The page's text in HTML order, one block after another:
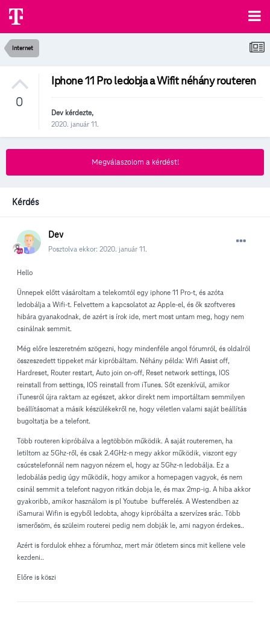
Internet
0
Iphone 11 Pro ledobja a Wifit néhány routeren
Dev kérdezte,
2020. január 11.
Megválaszolom a kérdést!
Kérdés
Dev
Posztolva ekkor: 2020. január 11.
Hello
Ünnepek előtt vásároltam a telekomtól egy iphone 11 Pro-t, és azóta
ledobálja a Wifi-t. Felvettem a kapcsolatot az Apple-el, és ők szoftveres
hibára gyanakodnak, de azért is írok ide, mert most untam meg, hogy nem
csinálnak semmit.
Még előre leszeretném szögezni, hogy mindenféle angol fórumról, és oldalról
összeszedett tippeket már kipróbáltam. Néhány példa: Wifi Assist off,
Hardreset, Router restart, Auto join on-off, Reset network settings, IOS
reinstall from settings, IOS reinstall from iTunes. Sőt ezenkívül, amikor
iTunesról újra raktam az egészet, akkor direkt nem importáltam semmilyen
beállításomat a másik készülékekről ne, hogy véletlen valami saját beállítás
bugoltatja be a telefont.
Több routeren kipróbálva a legtöbbön működik. A saját routeremen, ha
letiltom az 5Ghz-ről, és csak 2.4GHz-n megy akkor működik, viszont egy
csúcstelefonnál nem nagyon nézem el, hogy az 5Ghz-n ledobálja. Ez a
ledobálás pedig úgy működik, hogy amikor a homepagen vagyok, és nem
csinál semmit a telefont nagyon ritkán dobja le, és max 2mp-ig. A hiba akkor
gyakoribb, amikor használom is pl Youtube bufferelés. A Westendben az
iSamurai Wifin is egyből ledobta, ahogy kipróbálta a szervízes srác. Több
ismerősöm, és szüleim routerei pedig nem dobják le, ami nagyon érdekes..
Azért is fordulok ehhez a fórumhoz, mert már ötletem sincs mit kellene vele
kezdeni..
Előre is köszi